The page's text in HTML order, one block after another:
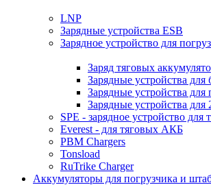
LNP
Зарядные устройства ESB
Зарядное устройство для
Заряд тяговых
Зарядные устройства для
Зарядные устройства для
Зарядные устройства для
SPE - зарядное устройство
Everest - для тяговых АКБ
PBM Chargers
Tonsload
RuTrike Charger
Аккумуляторы для погрузчика и